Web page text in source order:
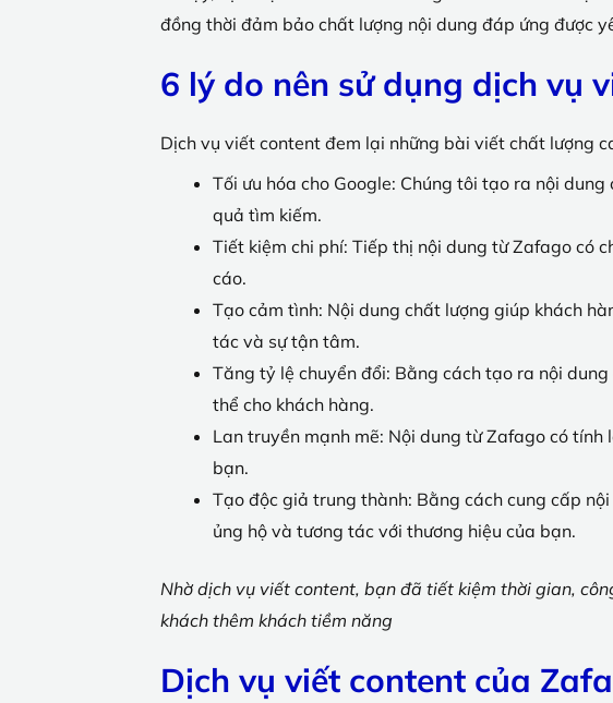
đồng thời đảm bảo chất lượng nội dung đáp ứng được
6 lý do nên sử dụng dịch vụ
Dịch vụ viết content đem lại những bài viết chất lượng
Tối ưu hóa cho Google: Chúng tôi tạo ra nội
quả tìm kiếm.
Tiết kiệm chi phí: Tiếp thị nội dung từ Zafago có
cáo.
Tạo cảm tình: Nội dung chất lượng giúp khách
tác và sự tận tâm.
Tăng tỷ lệ chuyển đổi: Bằng cách tạo ra nội
thể cho khách hàng.
Lan truyền mạnh mẽ: Nội dung từ Zafago có
bạn.
Tạo độc giả trung thành: Bằng cách cung cấp
ủng hộ và tương tác với thương hiệu của bạn.
Nhờ dịch vụ viết content, bạn đã tiết kiệm thời gian,
khách thêm khách tiềm năng
Dịch vụ viết content của